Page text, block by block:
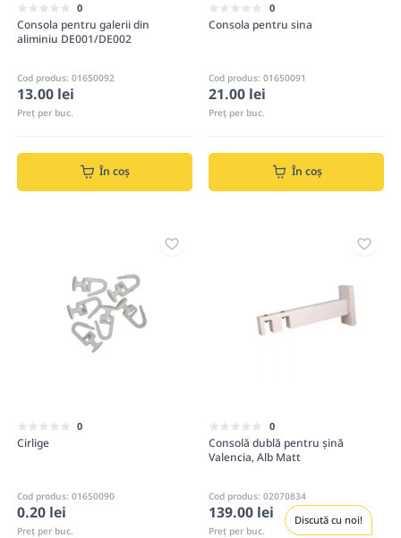
0
Consola pentru galerii din
aliminiu DE001/DE002
Cod produs: 01650092
13.00 lei
Preț per buc.
În coș
0
Consola pentru sina
Cod produs: 01650091
21.00 lei
Preț per buc.
În coș
0
Cirlige
Cod produs: 01650090
0.20 lei
Preț per buc.
0
Consolă dublă pentru șină
Valencia, Alb Matt
Cod produs: 02070834
139.00 lei
Preț per buc.
Discută cu noi!